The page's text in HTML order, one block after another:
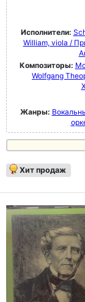
Исполнители:
William, viola /
Композиторы:
Wolfgang
Жанры:
Хит продаж